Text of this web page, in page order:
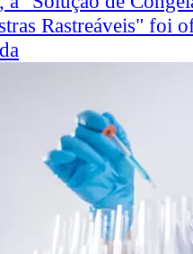
Rastreáveis" foi